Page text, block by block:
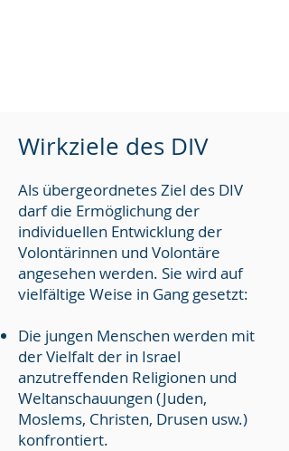
Wirkziele des DIV
Als übergeordnetes Ziel des DIV
darf die Ermöglichung der
individuellen Entwicklung der
Volontärinnen und Volontäre
angesehen werden. Sie wird auf
vielfältige Weise in Gang gesetzt:
Die jungen Menschen werden mit
der Vielfalt der in Israel
anzutreffenden Religionen und
Weltanschauungen (Juden,
Moslems, Christen, Drusen usw.)
konfrontiert.